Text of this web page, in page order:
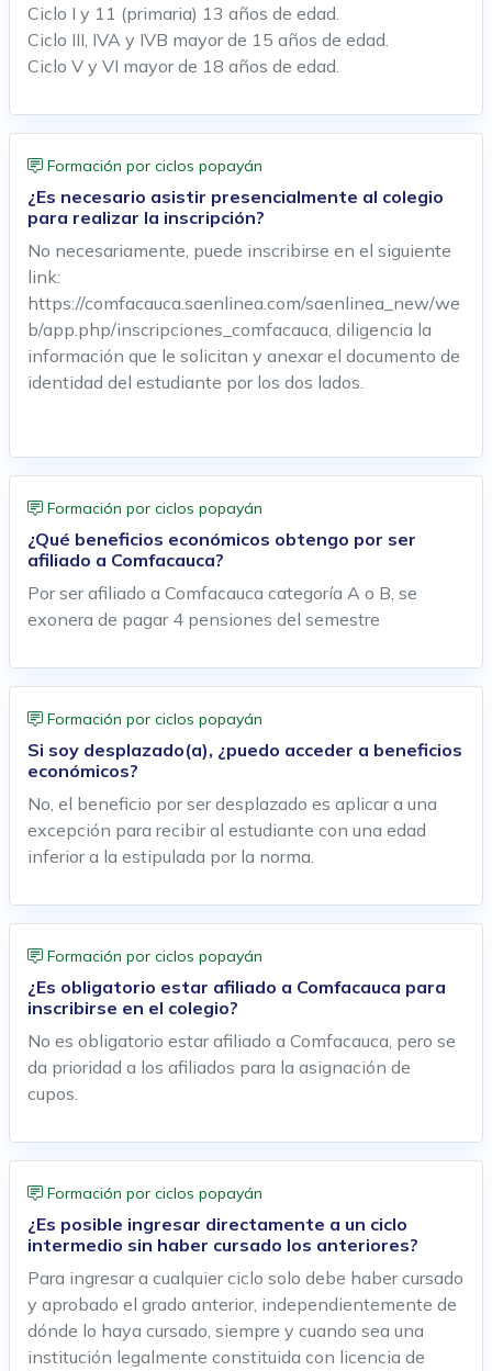
Ciclo I y 11 (primaria) 13 años de edad.
Ciclo III, IVA y IVB mayor de 15 años de edad.
Ciclo V y VI mayor de 18 años de edad.
Formación por ciclos popayán
¿Es necesario asistir presencialmente al colegio
para realizar la inscripción?
No necesariamente, puede inscribirse en el siguiente
link:
https://comfacauca.saenlinea.com/saenlinea_new/we
b/app.php/inscripciones_comfacauca, diligencia la
información que le solicitan y anexar el documento de
identidad del estudiante por los dos lados.
Formación por ciclos popayán
¿Qué beneficios económicos obtengo por ser
afiliado a Comfacauca?
Por ser afiliado a Comfacauca categoría A o B, se
exonera de pagar 4 pensiones del semestre
Formación por ciclos popayán
Si soy desplazado(a), ¿puedo acceder a beneficios
económicos?
No, el beneficio por ser desplazado es aplicar a una
excepción para recibir al estudiante con una edad
inferior a la estipulada por la norma.
Formación por ciclos popayán
¿Es obligatorio estar afiliado a Comfacauca para
inscribirse en el colegio?
No es obligatorio estar afiliado a Comfacauca, pero se
da prioridad a los afiliados para la asignación de
cupos.
Formación por ciclos popayán
¿Es posible ingresar directamente a un ciclo
intermedio sin haber cursado los anteriores?
Para ingresar a cualquier ciclo solo debe haber cursado
y aprobado el grado anterior, independientemente de
dónde lo haya cursado, siempre y cuando sea una
institución legalmente constituida con licencia de